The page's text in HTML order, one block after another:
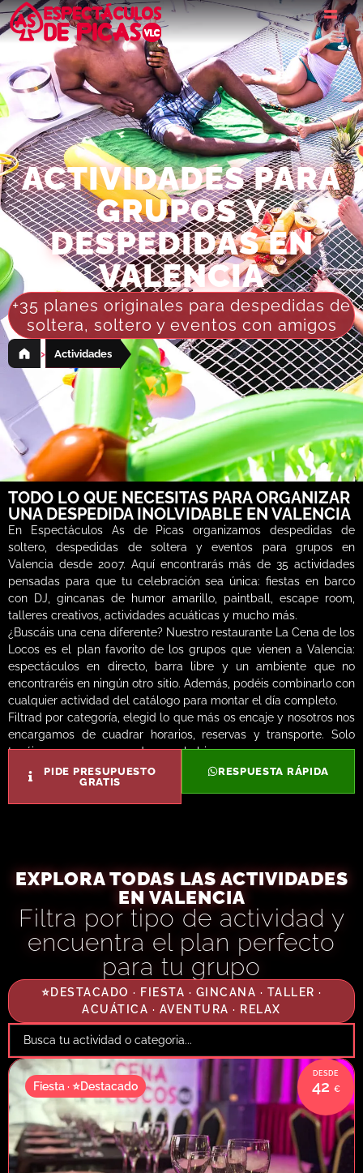
ACTIVIDADES PARA
GRUPOS Y
DESPEDIDAS EN
VALENCIA
+35 planes originales para despedidas de
soltera, soltero y eventos con amigos
› Actividades
TODO LO QUE NECESITAS PARA ORGANIZAR
UNA DESPEDIDA INOLVIDABLE EN VALENCIA
En Espectáculos As de Picas organizamos despedidas de
soltero, despedidas de soltera y eventos para grupos en
Valencia desde 2007. Aquí encontrarás más de 35 actividades
pensadas para que tu celebración sea única: fiestas en barco
con DJ, gincanas de humor amarillo, paintball, escape room,
talleres creativos, actividades acuáticas y mucho más.
¿Buscáis una cena diferente? Nuestro restaurante La Cena de los
Locos es el plan favorito de los grupos que vienen a Valencia:
espectáculos en directo, barra libre y un ambiente que no
encontraréis en ningún otro sitio. Además, podéis combinarlo con
cualquier actividad del catálogo para montar el día completo.
Filtrad por categoría, elegid lo que más os encaje y nosotros nos
encargamos de cuadrar horarios, reservas y transporte. Solo
tenéis que preocuparos de pasarlo bien.
PIDE PRESUPUESTO
GRATIS
RESPUESTA RÁPIDA
EXPLORA TODAS LAS ACTIVIDADES
EN VALENCIA
Filtra por tipo de actividad y
encuentra el plan perfecto
para tu grupo
⭐DESTACADO · FIESTA · GINCANA · TALLER ·
ACUÁTICA · AVENTURA · RELAX
42
Fiesta · ⭐Destacado